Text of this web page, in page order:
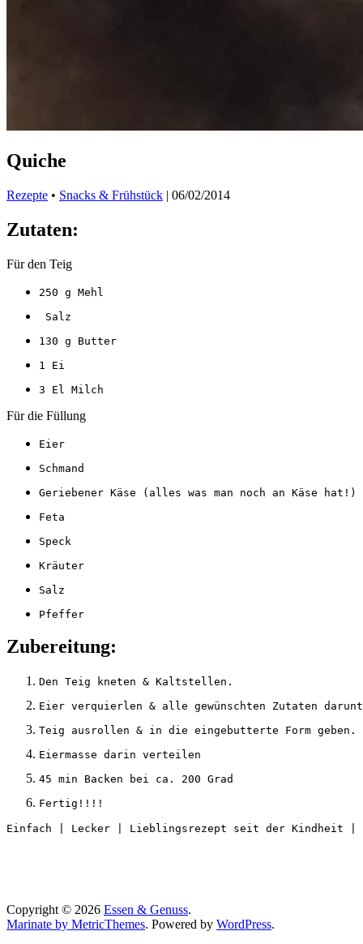
Quiche
Rezepte • Snacks & Frühstück | 06/02/2014
Zutaten:
Für den Teig
250 g Mehl
Salz
130 g Butter
1 Ei
3 El Milch
Für die Füllung
Eier
Schmand
Geriebener Käse (alles was man noch an Käse hat!)
Feta
Speck
Kräuter
Salz
Pfeffer
Zubereitung:
Den Teig kneten & Kaltstellen.
Eier verquierlen & alle gewünschten Zutaten
Teig ausrollen & in die eingebutterte Form geben.
Eiermasse darin verteilen
45 min Backen bei ca. 200 Grad
Fertig!!!!
Einfach | Lecker | Lieblingsrezept seit der Kindheit |
Copyright © 2026 Essen & Genuss.
Marinate by MetricThemes. Powered by WordPress.